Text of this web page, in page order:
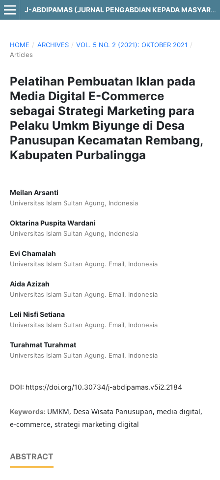
J-ABDIPAMAS (JURNAL PENGABDIAN KEPADA MASYARAKAT)
HOME / ARCHIVES / VOL. 5 NO. 2 (2021): OKTOBER 2021 /
Articles
Pelatihan Pembuatan Iklan pada
Media Digital E-Commerce
sebagai Strategi Marketing para
Pelaku Umkm Biyunge di Desa
Panusupan Kecamatan Rembang,
Kabupaten Purbalingga
Meilan Arsanti
Universitas Islam Sultan Agung, Indonesia
Oktarina Puspita Wardani
Universitas Islam Sultan Agung, Indonesia
Evi Chamalah
Universitas Islam Sultan Agung. Email, Indonesia
Aida Azizah
Universitas Islam Sultan Agung. Email, Indonesia
Leli Nisfi Setiana
Universitas Islam Sultan Agung. Email, Indonesia
Turahmat Turahmat
Universitas Islam Sultan Agung. Email, Indonesia
DOI: https://doi.org/10.30734/j-abdipamas.v5i2.2184
Keywords: UMKM, Desa Wisata Panusupan, media digital,
e-commerce, strategi marketing digital
ABSTRACT